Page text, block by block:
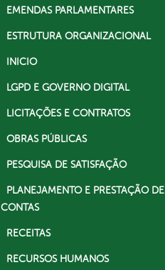
EMENDAS PARLAMENTARES
ESTRUTURA ORGANIZACIONAL
INICIO
LGPD E GOVERNO DIGITAL
LICITAÇÕES E CONTRATOS
OBRAS PÚBLICAS
PESQUISA DE SATISFAÇÃO
PLANEJAMENTO E PRESTAÇÃO DE
CONTAS
RECEITAS
RECURSOS HUMANOS